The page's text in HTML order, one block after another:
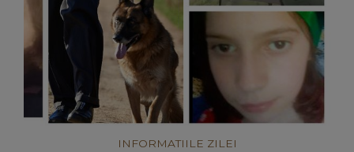
INFORMATIILE ZILEI